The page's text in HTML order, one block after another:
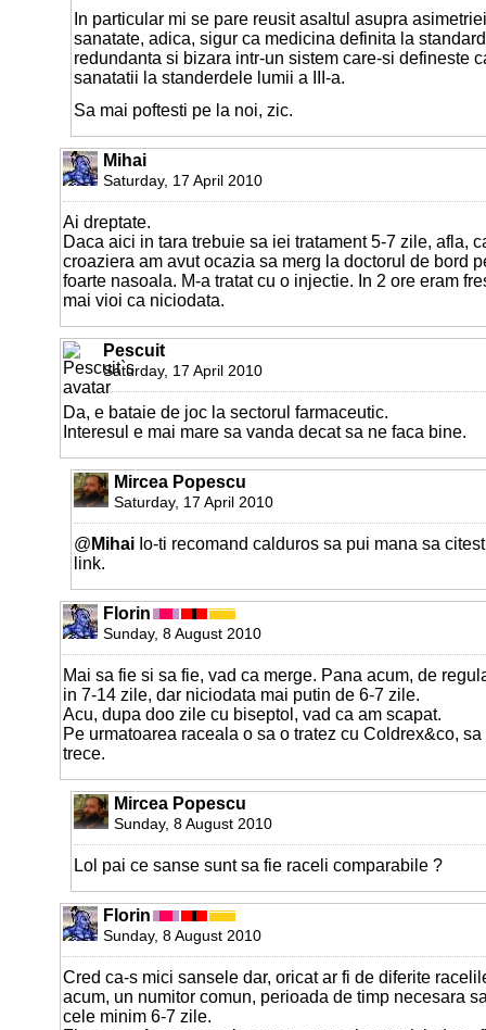
In particular mi se pare reusit asaltul asupra
sanatate, adica, sigur ca medicina definita la
redundanta si bizara intr-un sistem care-si defineste
sanatatii la standerdele lumii a III-a.
Sa mai poftesti pe la noi, zic.
Mihai
Saturday, 17 April 2010
Ai dreptate.
Daca aici in tara trebuie sa iei tratament 5-7 zile, afla,
croaziera am avut ocazia sa merg la doctorul de bord
foarte nasoala. M-a tratat cu o injectie. In 2 ore eram
mai vioi ca niciodata.
Pescuit
Saturday, 17 April 2010
Da, e bataie de joc la sectorul farmaceutic.
Interesul e mai mare sa vanda decat sa ne faca bine.
Mircea Popescu
Saturday, 17 April 2010
@ Mihai Io-ti recomand calduros sa pui mana sa
link.
Florin
Sunday, 8 August 2010
Mai sa fie si sa fie, vad ca merge. Pana acum, de
in 7-14 zile, dar niciodata mai putin de 6-7 zile.
Acu, dupa doo zile cu biseptol, vad ca am scapat.
Pe urmatoarea raceala o sa o tratez cu Coldrex&co,
trece.
Mircea Popescu
Sunday, 8 August 2010
Lol pai ce sanse sunt sa fie raceli comparabile ?
Florin
Sunday, 8 August 2010
Cred ca-s mici sansele dar, oricat ar fi de diferite
acum, un numitor comun, perioada de timp necesara
cele minim 6-7 zile.